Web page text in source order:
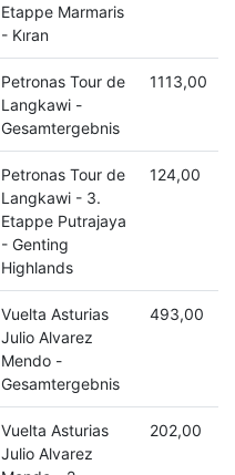
Etappe Marmaris
- Kıran
Petronas Tour de
Langkawi -
Gesamtergebnis
1113,00
Petronas Tour de
Langkawi - 3.
Etappe Putrajaya
- Genting
Highlands
124,00
Vuelta Asturias
Julio Alvarez
Mendo -
Gesamtergebnis
493,00
Vuelta Asturias
Julio Alvarez
202,00